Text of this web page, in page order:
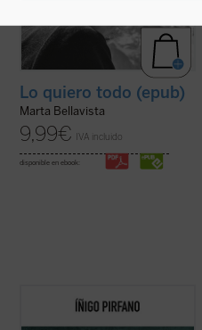
Lo quiero todo (epub)
Marta Bellavista
9,99€ IVA incluido
disponible en ebook:
, el director de orquesta y
comunicador Íñigo Pirfano, promotor de la